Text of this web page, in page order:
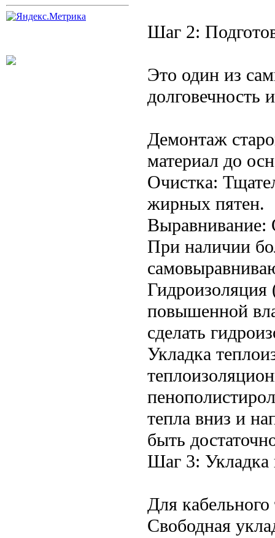
Шаг 2:
Это один из
долговечность
Демонтаж
материал до
Очистка:
жирных пятен.
Выравнивание:
При наличии
повышенной
сделать
Укладка
тепла вниз и
быть
Шаг 3: Укладка
Для кабельного
Свободная